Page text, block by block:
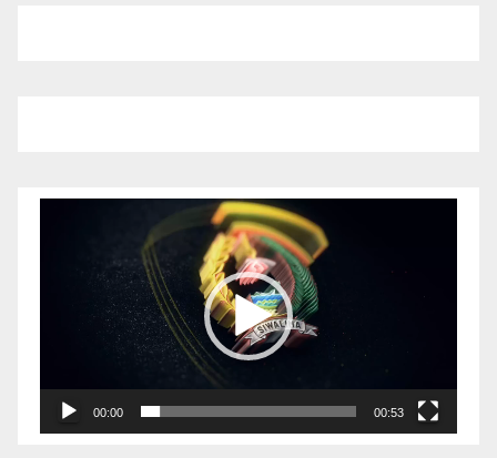
00:00 00:53